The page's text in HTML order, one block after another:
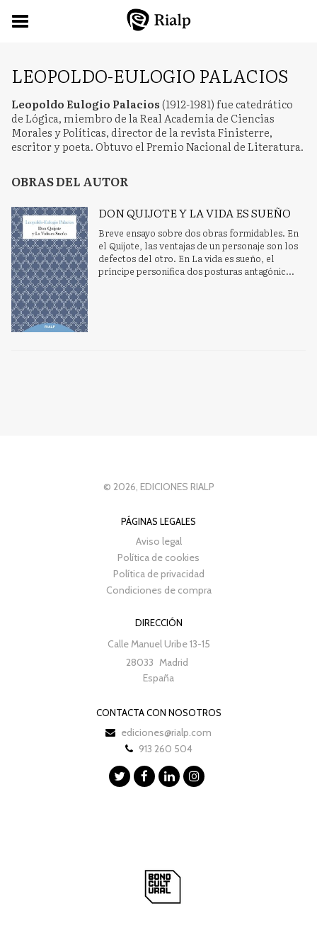
LEOPOLDO-EULOGIO PALACIOS
Leopoldo Eulogio Palacios(1912-1981) fue catedrático
de Lógica, miembro de la Real Academia de Ciencias
Morales y Políticas, director de la revista Finisterre,
escritor y poeta. Obtuvo el Premio Nacional de Literatura.
OBRAS DEL AUTOR
DON QUIJOTE Y LA VIDA ES SUEÑO
Breve ensayo sobre dos obras formidables. En
el Quijote, las ventajas de un personaje son los
defectos del otro. En La vida es sueño, el
príncipe personifica dos posturas antagónic...
© 2026, EDICIONES RIALP
PÁGINAS LEGALES
Aviso legal
Política de cookies
Política de privacidad
Condiciones de compra
DIRECCIÓN
Calle Manuel Uribe 13-15
28033 Madrid
España
CONTACTA CON NOSOTROS
ediciones@rialp.com
913 260 504